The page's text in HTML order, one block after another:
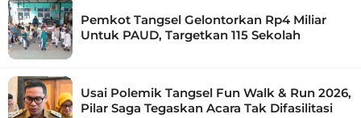
Pemkot Tangsel Gelontorkan Rp4 Miliar
Untuk PAUD, Targetkan 115 Sekolah
Usai Polemik Tangsel Fun Walk & Run 2026,
Pilar Saga Tegaskan Acara Tak Difasilitasi